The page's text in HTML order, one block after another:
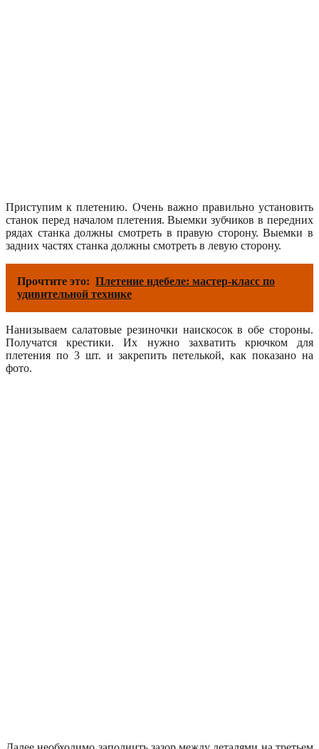
Приступим к плетению. Очень важно правильно установить
станок перед началом плетения. Выемки зубчиков в передних
рядах станка должны смотреть в правую сторону. Выемки в
задних частях станка должны смотреть в левую сторону.
Прочтите это: Плетение ндебеле: мастер-класс по
удивительной технике
Нанизываем салатовые резиночки наискосок в обе стороны.
Получатся крестики. Их нужно захватить крючком для
плетения по 3 шт. и закрепить петелькой, как показано на
фото.